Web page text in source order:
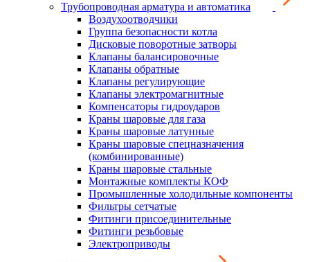
Трубопроводная арматура и автоматика
Воздухоотводчики
Группа безопасности котла
Дисковые поворотные затворы
Клапаны балансировочные
Клапаны обратные
Клапаны регулирующие
Клапаны электромагнитные
Компенсаторы гидроударов
Краны шаровые для газа
Краны шаровые латунные
Краны шаровые спецназначения
(комбинированные)
Краны шаровые стальные
Монтажные комплекты КОФ
Промышленные холодильные компоненты
Фильтры сетчатые
Фитинги присоединительные
Фитинги резьбовые
Электроприводы